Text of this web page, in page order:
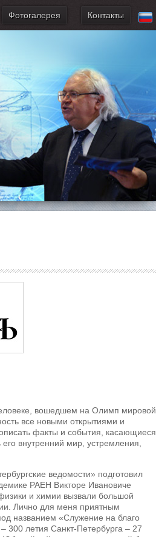
Фотогалерея Контакты
вошедшем на Олимп мировой
все новыми открытиями и
факты и события, касающиеся
внутренний мир, устремления,
ведомости» подготовил
РАЕН Викторе Ивановиче
и химии вызвали большой
Лично для меня приятным
названием «Служение на благо
300 летия Санкт-Петербурга – 27